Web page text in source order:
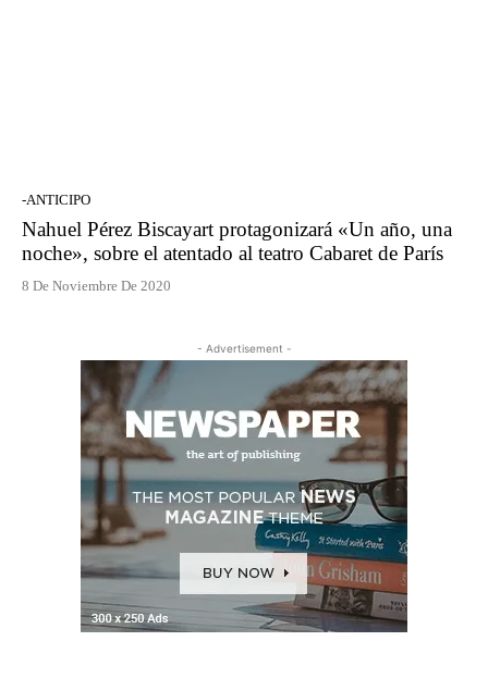
-ANTICIPO
Nahuel Pérez Biscayart protagonizará «Un año, una
noche», sobre el atentado al teatro Cabaret de París
8 De Noviembre De 2020
- Advertisement -